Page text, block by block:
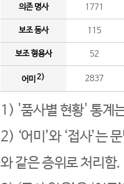
의존 명사 1771
보조 동사 115
보조 형용사 52
어미 2) 2837
1) '품사별 현황' 통계
2) ‘어미’와 ‘접사’는
와 같은 층위로 처리함.